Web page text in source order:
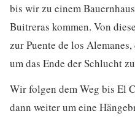
bis wir zu einem
Buitreras kommen. Von
zur Puente de los
um das Ende der Schlucht
Wir folgen dem Weg bis El
dann weiter um eine